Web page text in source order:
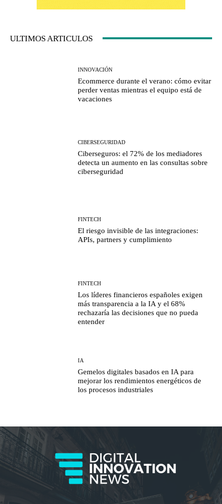
ULTIMOS ARTICULOS
INNOVACIÓN
Ecommerce durante el verano: cómo evitar
perder ventas mientras el equipo está de
vacaciones
CIBERSEGURIDAD
Ciberseguros: el 72% de los mediadores
detecta un aumento en las consultas sobre
ciberseguridad
FINTECH
El riesgo invisible de las integraciones:
APIs, partners y cumplimiento
FINTECH
Los líderes financieros españoles exigen
más transparencia a la IA y el 68%
rechazaría las decisiones que no pueda
entender
IA
Gemelos digitales basados en IA para
mejorar los rendimientos energéticos de
los procesos industriales